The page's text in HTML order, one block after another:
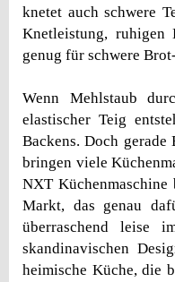
knetet auch schwere
Knetleistung, ruhigen
genug für schwere
Wenn Mehlstaub
elastischer Teig
Backens. Doch
bringen viele
NXT
Markt, das genau
überraschend leise
skandinavischen
heimische Küche, die